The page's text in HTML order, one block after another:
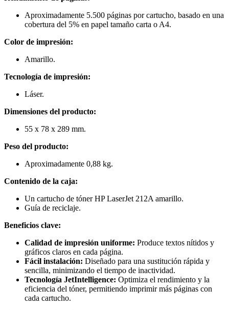
Aproximadamente 5.500 páginas por cartucho, basado en una
cobertura del 5% en papel tamaño carta o A4.
Color de impresión:
Amarillo.
Tecnología de impresión:
Láser.
Dimensiones del producto:
55 x 78 x 289 mm.
Peso del producto:
Aproximadamente 0,88 kg.
Contenido de la caja:
Un cartucho de tóner HP LaserJet 212A amarillo.
Guía de reciclaje.
Beneficios clave:
Calidad de impresión uniforme: Produce textos nítidos y
gráficos claros en cada página.
Fácil instalación: Diseñado para una sustitución rápida y
sencilla, minimizando el tiempo de inactividad.
Tecnología JetIntelligence: Optimiza el rendimiento y la
eficiencia del tóner, permitiendo imprimir más páginas con
cada cartucho.